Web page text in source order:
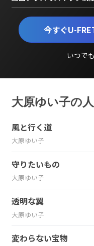
今すぐU-
いつで
大原ゆい子の
風と行く道
大原ゆい子
守りたいもの
大原ゆい子
透明な翼
大原ゆい子
変わらない宝物